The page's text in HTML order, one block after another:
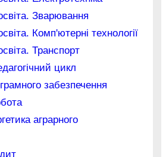
Зварювання
Комп'ютерні технології
Транспорт
цикл
забезпечення
аграрного